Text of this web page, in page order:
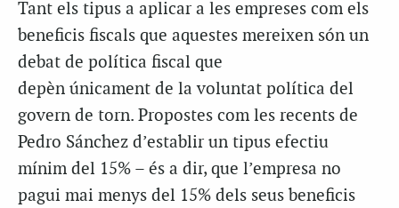
Tant els tipus a aplicar a les empreses com els
beneficis fiscals que aquestes mereixen són un
debat de política fiscal que
depèn únicament de la voluntat política del
govern de torn. Propostes com les recents de
Pedro Sánchez d’establir un tipus efectiu
mínim del 15% – és a dir, que l’empresa no
pagui mai menys del 15% dels seus beneficis